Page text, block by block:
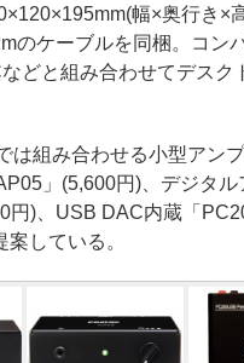
幅×奥行き×
のケーブルを同梱。コン
どと組み合わせてデスク
組み合わせる小型アン
」(5,600円)、デジタル
円)、USB DAC内蔵「
している。